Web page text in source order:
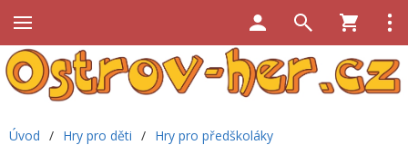
Úvod / Hry pro děti / Hry pro předškoláky